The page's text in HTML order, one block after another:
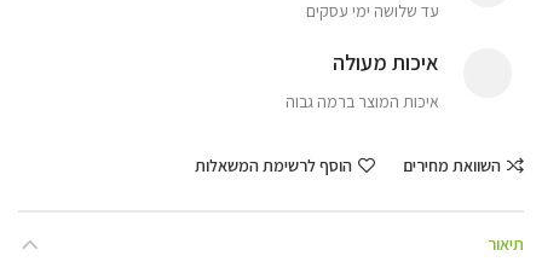
עד שלושה ימי עסקים
איכות מעולה
איכות המוצר ברמה גבוה
השוואת מחירים הוסף לרשימת המשאלות
תיאור